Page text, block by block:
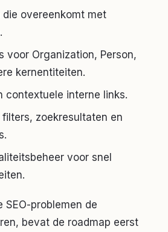
overeenkomt met
voor Organization, Person,
kernentiteiten.
contextuele interne links.
filters, zoekresultaten en
voor snel
SEO-problemen de
bevat de roadmap eerst